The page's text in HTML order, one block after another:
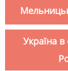
Україна в